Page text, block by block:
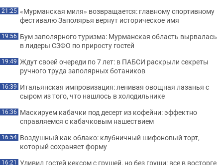
21:25 «Мурманская миля» возвращается: главному спортивному
фестивалю Заполярья вернут историческое имя
19:56 Бум заполярного туризма: Мурманская область вырвалась
в лидеры СЗФО по приросту гостей
19:49 Ждут своей очереди по 7 лет: в ПАБСИ раскрыли секреты
ручного труда заполярных ботаников
16:39 Итальянская импровизация: ленивая овощная лазанья с
сыром из того, что нашлось в холодильнике
16:36 Маскируем кабачки под десерт из кофейни: эффектно
справляемся с кабачковым нашествием
16:54 Воздушный как облако: клубничный шифоновый торт,
который сохраняет форму
16:21 Удивил гостей кексом с грушей, но без груши: все в восторге